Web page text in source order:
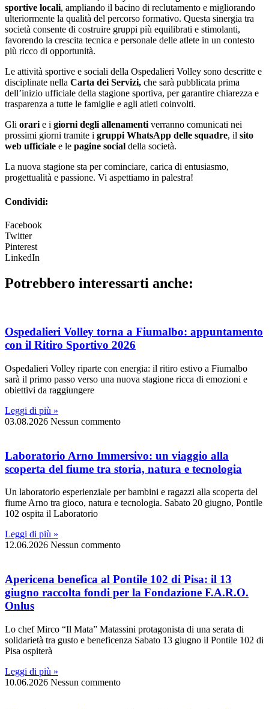
sportive locali, ampliando il bacino di reclutamento e migliorando
ulteriormente la qualità del percorso formativo. Questa sinergia tra
società consente di costruire gruppi più equilibrati e stimolanti,
favorendo la crescita tecnica e personale delle atlete in un contesto
più ricco di opportunità.
Le attività sportive e sociali della Ospedalieri Volley sono descritte e
disciplinate nella Carta dei Servizi, che sarà pubblicata prima
dell’inizio ufficiale della stagione sportiva, per garantire chiarezza e
trasparenza a tutte le famiglie e agli atleti coinvolti.
Gli orari e i giorni degli allenamenti verranno comunicati nei
prossimi giorni tramite i gruppi WhatsApp delle squadre, il sito
web ufficiale e le pagine social della società.
La nuova stagione sta per cominciare, carica di entusiasmo,
progettualità e passione. Vi aspettiamo in palestra!
Condividi:
Facebook
Twitter
Pinterest
LinkedIn
Potrebbero interessarti anche:
Ospedalieri Volley torna a Fiumalbo: appuntamento
con il Ritiro Sportivo 2026
Ospedalieri Volley riparte con energia: il ritiro estivo a Fiumalbo
sarà il primo passo verso una nuova stagione ricca di emozioni e
obiettivi da raggiungere
Leggi di più »
03.08.2026 Nessun commento
Laboratorio Arno Immersivo: un viaggio alla
scoperta del fiume tra storia, natura e tecnologia
Un laboratorio esperienziale per bambini e ragazzi alla scoperta del
fiume Arno tra gioco, natura e tecnologia. Sabato 20 giugno, Pontile
102 ospita il Laboratorio
Leggi di più »
12.06.2026 Nessun commento
Apericena benefica al Pontile 102 di Pisa: il 13
giugno raccolta fondi per la Fondazione F.A.R.O.
Onlus
Lo chef Mirco “Il Mata” Matassini protagonista di una serata di
solidarietà tra gusto e beneficenza Sabato 13 giugno il Pontile 102 di
Pisa ospiterà
Leggi di più »
10.06.2026 Nessun commento